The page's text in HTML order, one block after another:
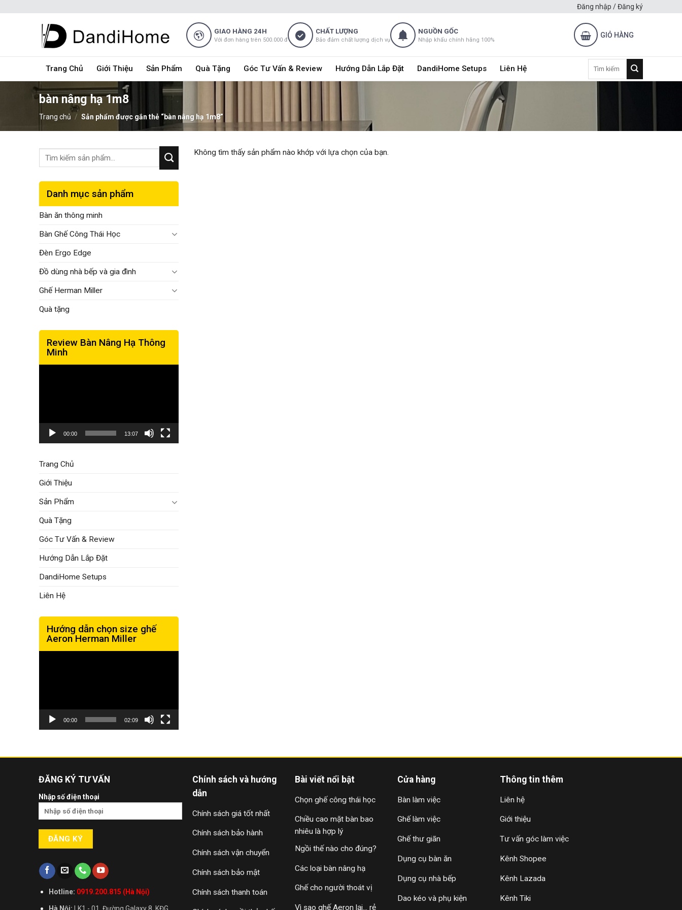
Đăng nhập / Đăng ký
GIAO HÀNG 24H
Với đơn hàng trên 500.000 đ
CHẤT LƯỢNG
Bảo đảm chất lượng dịch vụ
NGUỒN GỐC
Nhập khẩu chính hãng 100%
GIỎ HÀNG
Trang Chủ Giới Thiệu Sản Phẩm Quà Tặng Góc Tư Vấn & Review Hướng Dẫn Lắp Đặt DandiHome Setups Liên Hệ
kiếm:
bàn nâng hạ 1m8
Trang chủ / Sản phẩm được gắn thẻ “bàn nâng hạ 1m8”
Danh mục sản phẩm
Bàn ăn thông minh
Bàn Ghế Công Thái Học
Đèn Ergo Edge
Đồ dùng nhà bếp và gia đình
Ghế Herman Miller
Quà tặng
Review Bàn Nâng Hạ Thông
Minh
00:00 13:07
Trang Chủ
Giới Thiệu
Sản Phẩm
Quà Tặng
Góc Tư Vấn & Review
Hướng Dẫn Lắp Đặt
DandiHome Setups
Liên Hệ
Hướng dẫn chọn size ghế
Aeron Herman Miller
00:00 02:09
Không tìm thấy sản phẩm nào khớp với lựa chọn của bạn.
ĐĂNG KÝ TƯ VẤN
Nhập số điện thoại
Hotline: 0919.200.815 (Hà Nội)
Chính sách và hướng
dẫn
Chính sách giá tốt nhất
Chính sách bảo hành
Chính sách vận chuyển
Chính sách bảo mật
Chính sách thanh toán
Bài viết nổi bật
Chọn ghế công thái học
Chiều cao mặt bàn bao
nhiêu là hợp lý
Ngồi thế nào cho đúng?
Các loại bàn nâng hạ
Ghế cho người thoát vị
Vì sao ghế Aeron lại... rẻ
Cửa hàng
Bàn làm việc
Ghế làm việc
Ghế thư giãn
Dụng cụ bàn ăn
Dụng cụ nhà bếp
Dao kéo và phụ kiện
Thông tin thêm
Liên hệ
Giới thiệu
Tư vấn góc làm việc
Kênh Shopee
Kênh Lazada
Kênh Tiki